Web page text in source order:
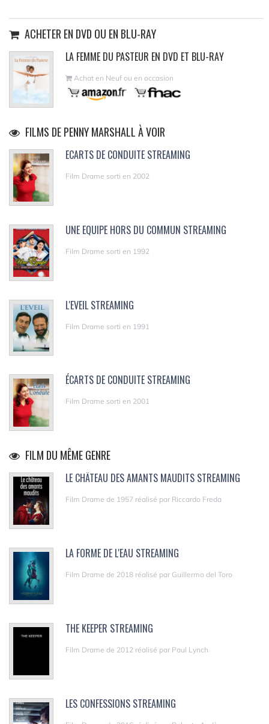
ACHETER EN DVD OU EN BLU-RAY
LA FEMME DU PASTEUR EN DVD ET BLU-RAY
Achat en Neuf ou en occasion
FILMS DE PENNY MARSHALL À VOIR
ECARTS DE CONDUITE STREAMING
Film Drame sorti en 2002
UNE EQUIPE HORS DU COMMUN STREAMING
Film Drame sorti en 1992
L'EVEIL STREAMING
Film Drame sorti en 1991
ÉCARTS DE CONDUITE STREAMING
Film Drame sorti en 2001
FILM DU MÊME GENRE
LE CHÂTEAU DES AMANTS MAUDITS STREAMING
Film Drame de 1957 réalisé par Riccardo Freda
LA FORME DE L'EAU STREAMING
Film Drame de 2018 réalisé par Guillermo del Toro
THE KEEPER STREAMING
Film Drame de 2012 réalisé par Paul Lynch
LES CONFESSIONS STREAMING